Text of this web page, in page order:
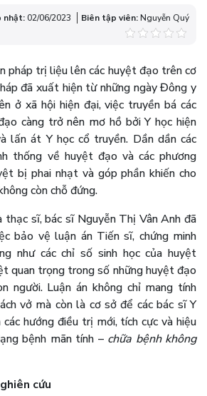
nhật:02/06/2023 Biên tập viên:Nguyễn Quý
pháp trị liệu lên các huyệt đạo trên cơ
đã xuất hiện từ những ngày Đông y
ở xã hội hiện đại, việc truyền bá các
càng trở nên mơ hồ bởi Y học hiện
lấn át Y học cổ truyền. Dần dần các
thống về huyệt đạo và các phương
bị phai nhạt và góp phần khiến cho
còn chỗ đứng.
sĩ, bác sĩ Nguyễn Thị Vân Anh đã
bảo vệ luận án Tiến sĩ, chứng minh
như các chỉ số sinh học của huyệt
quan trọng trong số những huyệt đạo
người. Luận án không chỉ mang tính
vở mà còn là cơ sở để các bác sĩ Y
hướng điều trị mới, tích cực và hiệu
bệnh mãn tính – chữa bệnh không
cứu